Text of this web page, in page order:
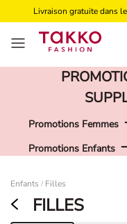
Livraison gratuite dans
Livraison
Promotions Femmes
Promotions Enfants
Enfants / Filles
FILLES